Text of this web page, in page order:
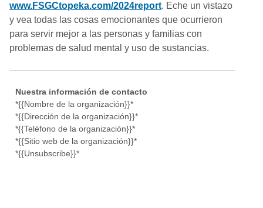
www.FSGCtopeka.com/2024report. Eche un vistazo
y vea todas las cosas emocionantes que ocurrieron
para servir mejor a las personas y familias con
problemas de salud mental y uso de sustancias.
Nuestra información de contacto
*{{Nombre de la organización}}*
*{{Dirección de la organización}}*
*{{Teléfono de la organización}}*
*{{Sitio web de la organización}}*
*{{Unsubscribe}}*